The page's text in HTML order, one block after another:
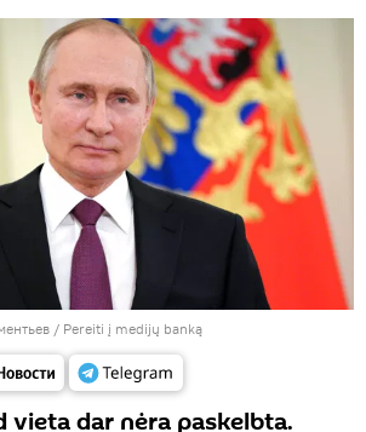
/ Pereiti į medijų banką
vieta dar nėra paskelbta.